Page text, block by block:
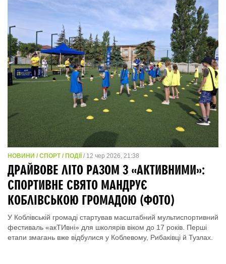
НОВИНИ / СПОРТ / ПОДІЇ / 12 чер 2026, 21:38
ДРАЙВОВЕ ЛІТО РАЗОМ З «АКТИВНИМИ»:
СПОРТИВНЕ СВЯТО МАНДРУЄ
КОБЛІВСЬКОЮ ГРОМАДОЮ (ФОТО)
У Коблівській громаді стартував масштабний мультиспортивний
фестиваль «акТИвні» для школярів віком до 17 років. Перші
етапи змагань вже відбулися у Коблевому, Рибаківці й Тузлах.